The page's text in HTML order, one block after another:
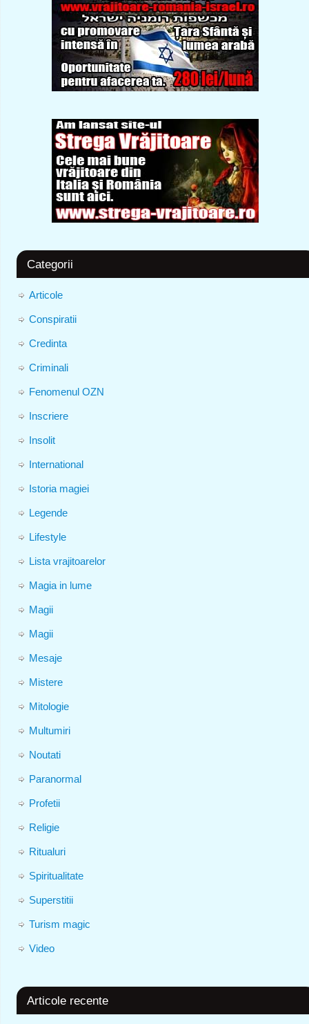
Categorii
Articole
Conspiratii
Credinta
Criminali
Fenomenul OZN
Inscriere
Insolit
International
Istoria magiei
Legende
Lifestyle
Lista vrajitoarelor
Magia in lume
Magii
Magii
Mesaje
Mistere
Mitologie
Multumiri
Noutati
Paranormal
Profetii
Religie
Ritualuri
Spiritualitate
Superstitii
Turism magic
Video
Articole recente